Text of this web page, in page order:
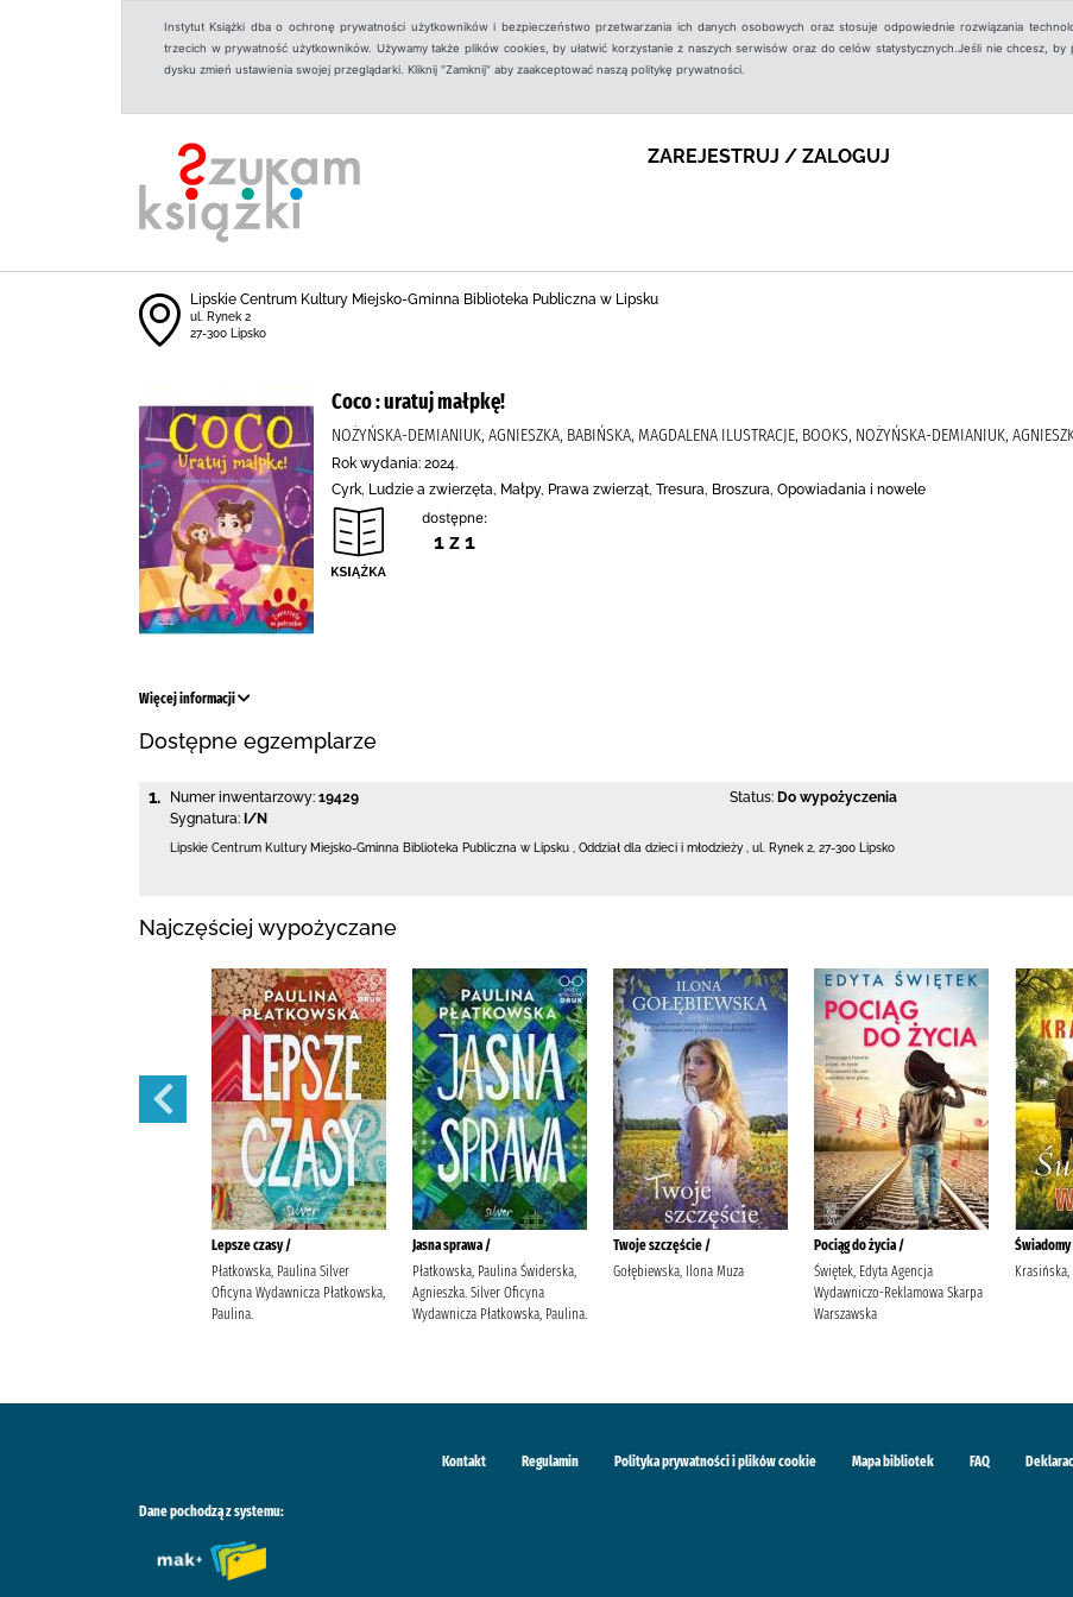
Instytut Książki dba o ochronę prywatności użytkowników i bezpieczeństwo przetwarzania ich danych osobowych oraz stosuje odpowiednie rozwiązania
trzecich w prywatność użytkowników. Używamy także plików cookies, by ułatwić korzystanie z naszych serwisów oraz do celów statystycznych.Jeśli nie chcesz, by
dysku zmień ustawienia swojej przeglądarki. Kliknij "Zamknij" aby zaakceptować naszą politykę prywatności.
ZAREJESTRUJ / ZALOGUJ
Lipskie Centrum Kultury Miejsko-Gminna Biblioteka Publiczna w Lipsku
ul. Rynek 2
27-300 Lipsko
Coco : uratuj małpkę!
NOŻYŃSKA-DEMIANIUK, AGNIESZKA, BABIŃSKA, MAGDALENA ILUSTRACJE, BOOKS, NOŻYŃSKA-DEMIANIUK,
Rok wydania: 2024.
Cyrk, Ludzie a zwierzęta, Małpy, Prawa zwierząt, Tresura, Broszura, Opowiadania i nowele
dostępne:
1 z 1
Więcej informacji
Dostępne egzemplarze
1. Numer inwentarzowy: 19429
Sygnatura: I/N
Status: Do wypożyczenia
Lipskie Centrum Kultury Miejsko-Gminna Biblioteka Publiczna w Lipsku Oddział dla dzieci i młodzieży , ul. Rynek 2 27-300 Lipsko
Najczęściej wypożyczane
Lepsze czasy /
Płatkowska, Paulina Silver
Oficyna Wydawnicza Płatkowska,
Paulina.
Jasna sprawa /
Płatkowska, Paulina Świderska,
Agnieszka. Silver Oficyna
Wydawnicza Płatkowska, Paulina.
Twoje szczęście /
Gołębiewska, Ilona Muza
Pociąg do życia /
Świętek, Edyta Agencja
Wydawniczo-Reklamowa Skarpa
Warszawska
Kontakt Regulamin Polityka prywatności i plików cookie Mapa bibliotek FAQ
Dane pochodzą z systemu: